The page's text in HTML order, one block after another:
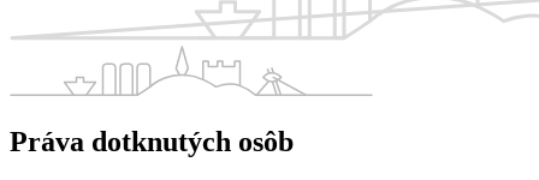
Práva dotknutých osôb